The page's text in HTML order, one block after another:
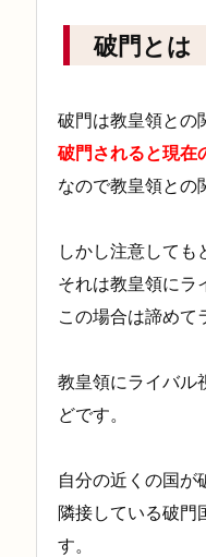
破門とは
破門は教皇領との
破門されると現在
なので教皇領との
しかし注意しても
それは教皇領にラ
この場合は諦めて
教皇領にライバル
どです。
自分の近くの国が
隣接している破門
す。